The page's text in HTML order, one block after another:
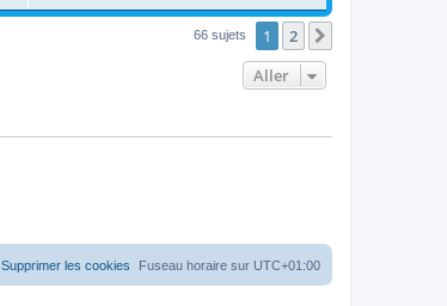
66 sujets 1 2
Aller
Fuseau horaire sur UTC+01:00
Supprimer les cookies